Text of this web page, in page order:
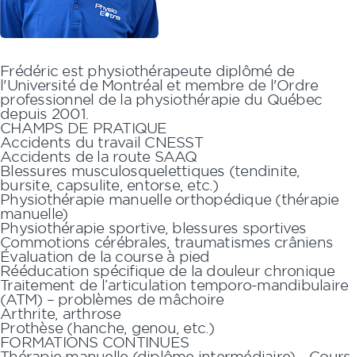
Frédéric est physiothérapeute diplômé de
l'Université de Montréal et membre de l'Ordre
professionnel de la physiothérapie du Québec
depuis 2001.
CHAMPS DE PRATIQUE
Accidents du travail CNESST
Accidents de la route SAAQ
Blessures musculosquelettiques (tendinite,
bursite, capsulite, entorse, etc.)
Physiothérapie manuelle orthopédique (thérapie
manuelle)
Physiothérapie sportive, blessures sportives
Commotions cérébrales, traumatismes crâniens
Évaluation de la course à pied
Rééducation spécifique de la douleur chronique
Traitement de l’articulation temporo-mandibulaire
(ATM) – problèmes de mâchoire
Arthrite, arthrose
Prothèse (hanche, genou, etc.)
FORMATIONS CONTINUES